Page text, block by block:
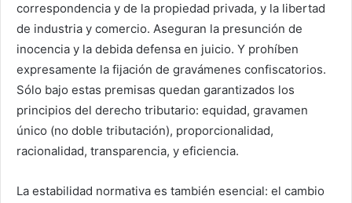
correspondencia y de la propiedad privada, y la libertad
de industria y comercio. Aseguran la presunción de
inocencia y la debida defensa en juicio. Y prohíben
expresamente la fijación de gravámenes confiscatorios.
Sólo bajo estas premisas quedan garantizados los
principios del derecho tributario: equidad, gravamen
único (no doble tributación), proporcionalidad,
racionalidad, transparencia, y eficiencia.
La estabilidad normativa es también esencial: el cambio